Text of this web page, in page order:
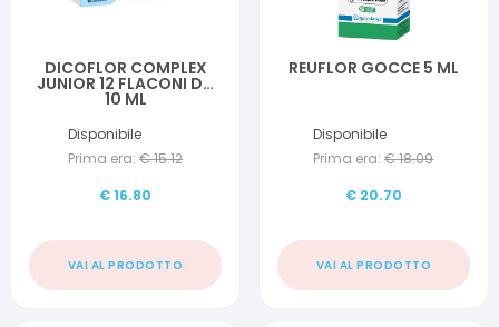
DICOFLOR COMPLEX
JUNIOR 12 FLACONI DA
10 ML
Disponibile
Prima era: €15.12
€16.80
VAI AL PRODOTTO
REUFLOR GOCCE 5 ML
Disponibile
Prima era: €18.09
€ 20.70
VAI AL PRODOTTO